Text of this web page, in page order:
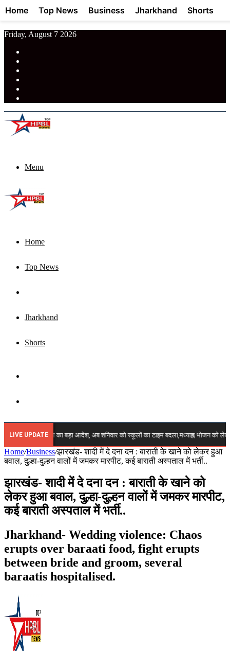
Friday, August 7 2026
Menu
Home
Top News
Jharkhand
Shorts
for
LIVE UPDATE
शिक्षा विभाग का बड़ा आदेश, अब शनिवार को स्कूलों का टाइम बदला,मध्याह्न भोजन को लेकर भी
Home/Business/झारखंड- शादी में दे दना दन : बाराती के खाने को लेकर हुआ
बवाल, दुल्हा-दुल्हन वालों में जमकर मारपीट, कई बाराती अस्पताल में भर्ती..
झारखंड- शादी में दे दना दन : बाराती के खाने को
लेकर हुआ बवाल, दुल्हा-दुल्हन वालों में जमकर मारपीट,
कई बाराती अस्पताल में भर्ती..
Jharkhand- Wedding violence: Chaos
erupts over baraati food, fight erupts
between bride and groom, several
baraatis hospitalised.
Home Top News Business Jharkhand Shorts